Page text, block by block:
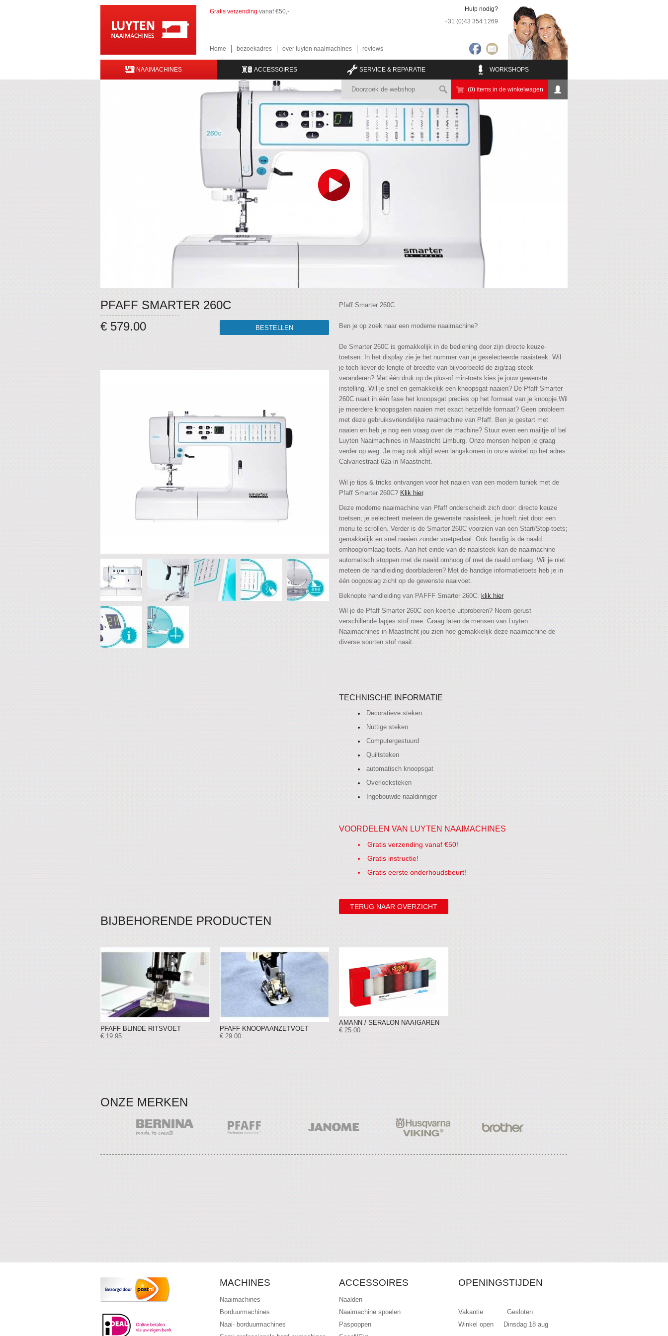
Gratis verzending vanaf €50,-
Home bezoekadres over luyten naaimachines reviews
Hulp nodig?
+31 (0)43 354 1269
NAAIMACHINES ACCESSOIRES SERVICE & REPARATIE WORKSHOPS
(0) items in de winkelwagen
PFAFF SMARTER 260C
€ 579.00
Pfaff Smarter 260C
Ben je op zoek naar een moderne naaimachine?
De Smarter 260C is gemakkelijk in de bediening door zijn directe keuze-
toetsen. In het display zie je het nummer van je geselecteerde naaisteek. Wil
je toch liever de lengte of breedte van bijvoorbeeld de zig/zag-steek
veranderen? Met één druk op de plus-of min-toets kies je jouw gewenste
instelling. Wil je snel en gemakkelijk een knoopsgat naaien? De Pfaff Smarter
260C naait in één fase het knoopsgat precies op het formaat van je knoopje.Wil
je meerdere knoopsgaten naaien met exact hetzelfde formaat? Geen probleem
met deze gebruiksvriendelijke naaimachine van Pfaff. Ben je gestart met
naaien en heb je nog een vraag over de machine? Stuur even een mailtje of bel
Luyten Naaimachines in Maastricht Limburg. Onze mensen helpen je graag
verder op weg. Je mag ook altijd even langskomen in onze winkel op het adres:
Calvariestraat 62a in Maastricht.
Wil je tips & tricks ontvangen voor het naaien van een modern tuniek met de
Pfaff Smarter 260C? Klik hier.
Deze moderne naaimachine van Pfaff onderscheidt zich door: directe keuze
toetsen; je selecteert meteen de gewenste naaisteek, je hoeft niet door een
menu te scrollen. Verder is de Smarter 260C voorzien van een Start/Stop-toets;
gemakkelijk en snel naaien zonder voetpedaal. Ook handig is de naald
omhoog/omlaag-toets. Aan het einde van de naaisteek kan de naaimachine
automatisch stoppen met de naald omhoog of met de naald omlaag. Wil je niet
meteen de handleiding doorbladeren? Met de handige informatietoets heb je in
één oogopslag zicht op de gewenste naaivoet.
Beknopte handleiding van PAFFF Smarter 260C: klik hier
Wil je de Pfaff Smarter 260C een keertje uitproberen? Neem gerust
verschillende lapjes stof mee. Graag laten de mensen van Luyten
Naaimachines in Maastricht jou zien hoe gemakkelijk deze naaimachine de
diverse soorten stof naait.
TECHNISCHE INFORMATIE
Decoratieve steken
Nuttige steken
Computergestuurd
Quiltsteken
automatisch knoopsgat
Overlocksteken
Ingebouwde naaldinrijger
VOORDELEN VAN LUYTEN NAAIMACHINES
Gratis verzending vanaf €50!
Gratis instructie!
Gratis eerste onderhoudsbeurt!
TERUG NAAR OVERZICHT
BIJBEHORENDE PRODUCTEN
PFAFF BLINDE RITSVOET
€ 19.95
PFAFF KNOOPAANZETVOET
€ 29.00
AMANN / SERALON NAAIGAREN
€ 25.00
ONZE MERKEN
MACHINES
Naaimachines
Borduurmachines
Naai- borduurmachines
ACCESSOIRES
Naalden
Naaimachine spoelen
Paspoppen
OPENINGSTIJDEN
Vakantie Gesloten
Winkel open Dinsdag 18 aug